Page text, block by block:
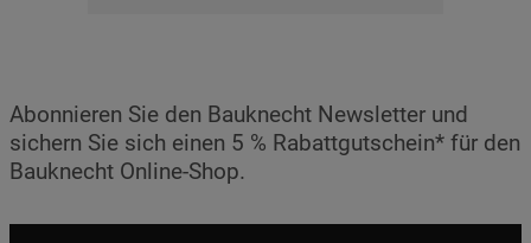
Abonnieren Sie den Bauknecht Newsletter und
sichern Sie sich einen 5 % Rabattgutschein* für den
Bauknecht Online-Shop.